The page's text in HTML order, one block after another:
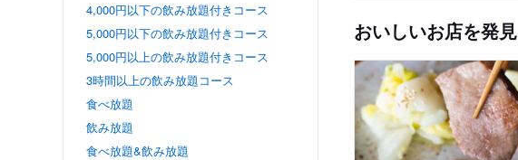
4,000円以下の飲み放題付きコース
5,000円以下の飲み放題付きコース
5,000円以上の飲み放題付きコース
3時間以上の飲み放題コース
食べ放題
飲み放題
食べ放題&飲み放題
おいしいお店を発見